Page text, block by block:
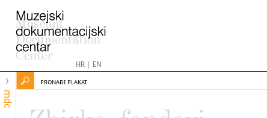
HR| EN
mdc
PRONAĐI PLAKAT
Zbirke, fondovi